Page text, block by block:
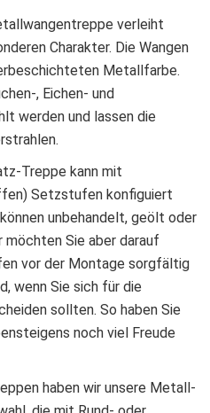
verleiht
Charakter. Die Wangen
Metallfarbe.
, Eichen- und
werden und lassen die
Treppe kann mit
Setzstufen konfiguiert
unbehandelt, geölt oder
Sie aber darauf
vor der Montage sorgfältig
wenn Sie sich für die
sollten. So haben Sie
noch viel Freude
haben wir unsere Metall-